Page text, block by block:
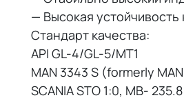
— Высокая
Стандарт качества:
API GL-4/GL-5/MT1
MAN 3343 S (formerly
SCANIA STO 1:0, MB- 235.8